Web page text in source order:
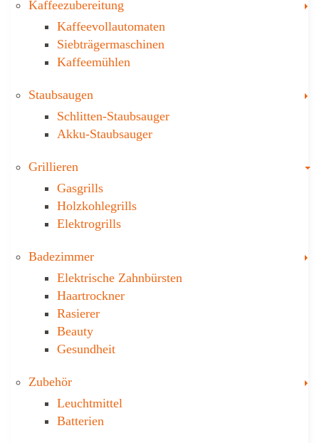
Kaffee­zubereitung
Kaffeevollautomaten
Siebträgermaschinen
Kaffeemühlen
Staubsaugen
Schlitten-Staubsauger
Akku-Staubsauger
Grillieren
Gasgrills
Holzkohlegrills
Elektrogrills
Badezimmer
Elektrische Zahnbürsten
Haartrockner
Rasierer
Beauty
Gesundheit
Zubehör
Leuchtmittel
Batterien